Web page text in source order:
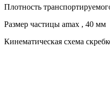
Плотность
Размер частицы amax , 40 мм
Кинематическая схема